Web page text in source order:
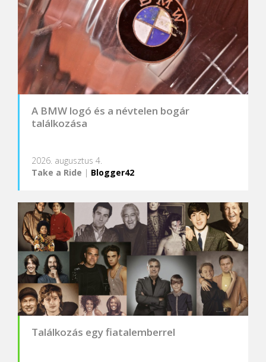
A BMW logó és a névtelen bogár
találkozása
2026. augusztus 4.
Take a Ride | Blogger42
Találkozás egy fiatalemberrel